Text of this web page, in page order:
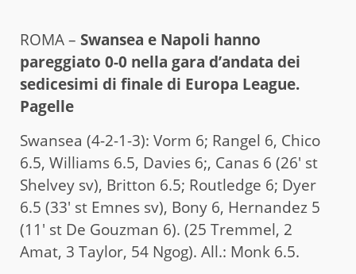
ROMA – Swansea e Napoli hanno
pareggiato 0-0 nella gara d’andata dei
sedicesimi di finale di Europa League.
Pagelle
Swansea (4-2-1-3): Vorm 6; Rangel 6, Chico
6.5, Williams 6.5, Davies 6;, Canas 6 (26′ st
Shelvey sv), Britton 6.5; Routledge 6; Dyer
6.5 (33′ st Emnes sv), Bony 6, Hernandez 5
(11′ st De Gouzman 6). (25 Tremmel, 2
Amat, 3 Taylor, 54 Ngog). All.: Monk 6.5.